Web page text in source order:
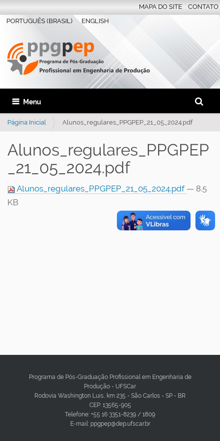
Busca
Busca
PORTUGUÊS (BRASIL) ENGLISH
MAPA DO SITE CONTATO
Toggle navigation
Página Inicial Alunos_regulares_PPGPEP_21_05_2024.pdf
Alunos_regulares_PPGPEP
_21_05_2024.pdf
Alunos_regulares_PPGPEP_21_05_2024.pdf — 8.5
KB
Programa de Pós-Graduação Profissional em Engenharia de
Produção - UFSCar
Rodovia Washington Luis, km 235 - São Carlos - SP - BR
CEP: 13565-905
Telefone: +55 16 3351-8239 / 1809
E-mail: ppgpep@dep.ufscar.br